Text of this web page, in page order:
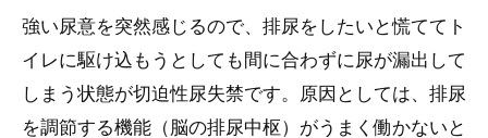
強い尿意を突然感じるので、排尿をしたいと慌ててト
イレに駆け込もうとしても間に合わずに尿が漏出して
しまう状態が切迫性尿失禁です。原因としては、排尿
を調節する機能（脳の排尿中枢）がうまく働かないと